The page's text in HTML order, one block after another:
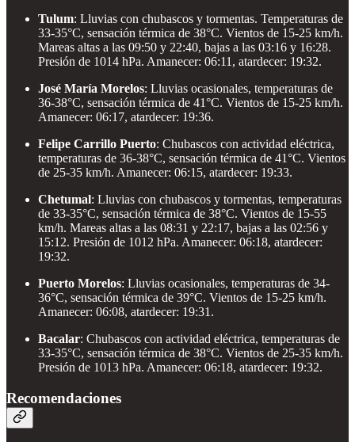
Tulum: Lluvias con chubascos y tormentas. Temperaturas de
33-35°C, sensación térmica de 38°C. Vientos de 15-25 km/h.
Mareas altas a las 09:50 y 22:40, bajas a las 03:16 y 16:28.
Presión de 1014 hPa. Amanecer: 06:11, atardecer: 19:32.
José María Morelos: Lluvias ocasionales, temperaturas de
36-38°C, sensación térmica de 41°C. Vientos de 15-25 km/h.
Amanecer: 06:17, atardecer: 19:36.
Felipe Carrillo Puerto: Chubascos con actividad eléctrica,
temperaturas de 36-38°C, sensación térmica de 41°C. Vientos
de 25-35 km/h. Amanecer: 06:15, atardecer: 19:33.
Chetumal: Lluvias con chubascos y tormentas, temperaturas
de 33-35°C, sensación térmica de 38°C. Vientos de 15-55
km/h. Mareas altas a las 08:31 y 22:17, bajas a las 02:56 y
15:12. Presión de 1012 hPa. Amanecer: 06:18, atardecer:
19:32.
Puerto Morelos: Lluvias ocasionales, temperaturas de 34-
36°C, sensación térmica de 39°C. Vientos de 15-25 km/h.
Amanecer: 06:08, atardecer: 19:31.
Bacalar: Chubascos con actividad eléctrica, temperaturas de
33-35°C, sensación térmica de 38°C. Vientos de 25-35 km/h.
Presión de 1013 hPa. Amanecer: 06:18, atardecer: 19:32.
Recomendaciones